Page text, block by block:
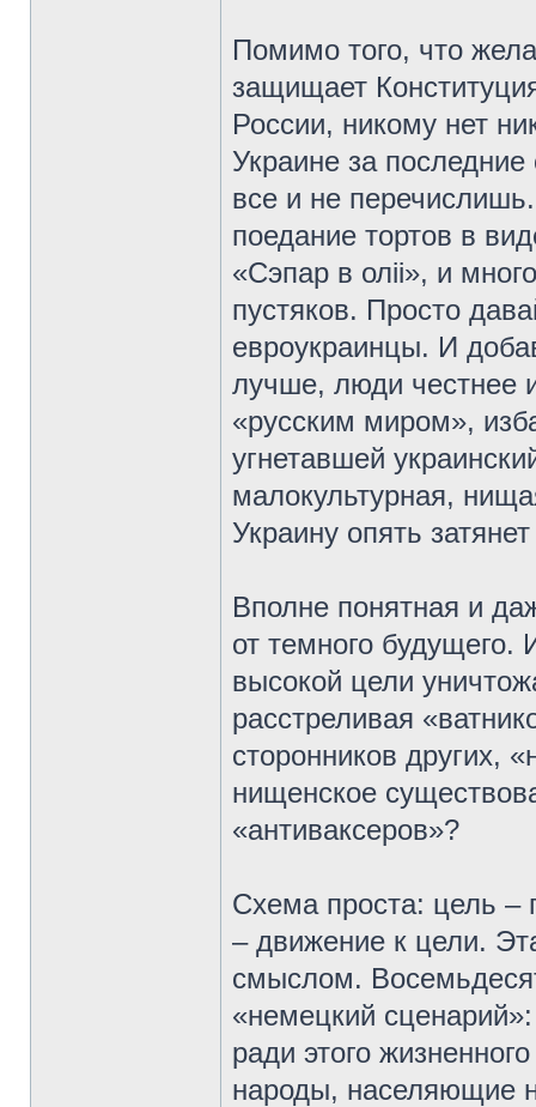
Помимо того, что
защищает
России, никому нет
Украине за
все и не
поедание тортов в
«Сэпар в олii», и
пустяков. Просто
евроукраинцы. И
лучше, люди честнее
«русским миром»,
угнетавшей
малокультурная,
Украину опять
Вполне понятная и
от темного будущего.
высокой цели
расстреливая
сторонников других,
нищенское
«антиваксеров»?
Схема проста: цель –
– движение к цели.
смыслом.
«немецкий
ради этого
народы, населяющие